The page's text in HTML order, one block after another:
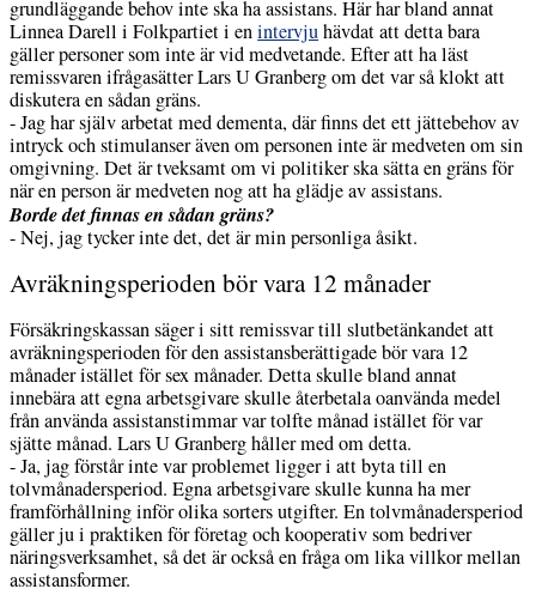
grundläggande behov inte ska ha assistans. Här har bland annat
Linnea Darell i Folkpartiet i enintervjuhävdat att detta bara
gäller personer som inte är vid medvetande. Efter att ha läst
remissvaren ifrågasätter Lars U Granberg om det var så klokt att
diskutera en sådan gräns.
- Jag har själv arbetat med dementa, där finns det ett jättebehov av
intryck och stimulanser även om personen inte är medveten om sin
omgivning. Det är tveksamt om vi politiker ska sätta en gräns för
när en person är medveten nog att ha glädje av assistans.
Borde det finnas en sådan gräns?
- Nej, jag tycker inte det, det är min personliga åsikt.
Avräkningsperioden bör vara 12 månader
Försäkringskassan säger i sitt remissvar till slutbetänkandet att
avräkningsperioden för den assistansberättigade bör vara 12
månader istället för sex månader. Detta skulle bland annat
innebära att egna arbetsgivare skulle återbetala oanvända medel
från använda assistanstimmar var tolfte månad istället för var
sjätte månad. Lars U Granberg håller med om detta.
- Ja, jag förstår inte var problemet ligger i att byta till en
tolvmånadersperiod. Egna arbetsgivare skulle kunna ha mer
framförhållning inför olika sorters utgifter. En tolvmånadersperiod
gäller ju i praktiken för företag och kooperativ som bedriver
näringsverksamhet, så det är också en fråga om lika villkor mellan
assistansformer.